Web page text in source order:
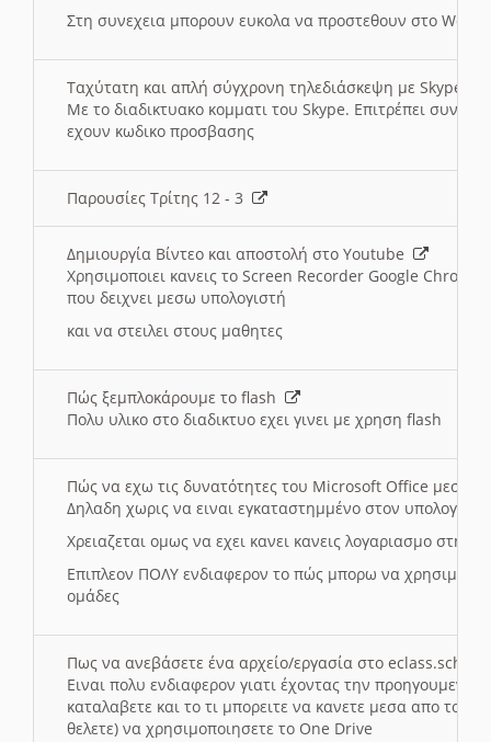
Στη συνεχεια μπορουν ευκολα να προστεθουν στο Word
Ταχύτατη και απλή σύγχρονη τηλεδιάσκεψη με Skype
Με το διαδικτυακο κομματι του Skype. Επιτρέπει
εχουν κωδικο προσβασης
Παρουσίες Τρίτης 12 - 3
Δημιουργία Βίντεο και αποστολή στο Youtube
Χρησιμοποιει κανεις το Screen Recorder Google Chrome
που δειχνει μεσω υπολογιστή
και να στειλει στους μαθητες
Πώς ξεμπλοκάρουμε το flash
Πολυ υλικο στο διαδικτυο εχει γινει με χρηση flash
Πώς να εχω τις δυνατότητες του Microsoft Office μεσω
Δηλαδη χωρις να ειναι εγκαταστημμένο στον
Χρειαζεται ομως να εχει κανει κανεις λογαριασμο στη
Επιπλεον ΠΟΛΥ ενδιαφερον το πώς μπορω να
ομάδες
Πως να ανεβάσετε ένα αρχείο/εργασία στο eclass.sch.gr
Ειναι πολυ ενδιαφερον γιατι έχοντας την
καταλαβετε και το τι μπορειτε να κανετε μεσα απο το
θελετε) να χρησιμοποιησετε το One Drive